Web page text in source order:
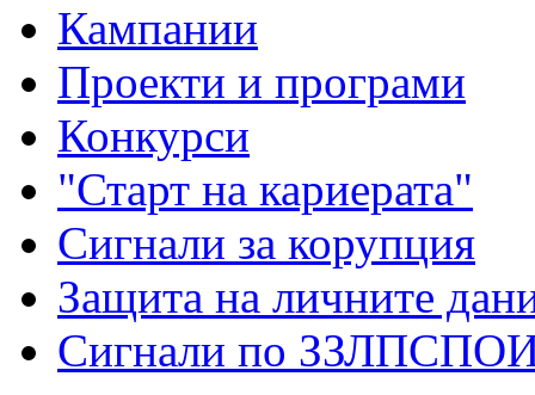
Кампании
Проекти и програми
Конкурси
"Старт на кариерата"
Сигнали за корупция
Защита на личните
Сигнали по